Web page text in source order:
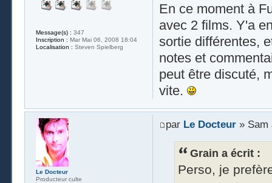
En ce moment à
avec 2 films. Y'a
sortie différentes,
notes et
peut être discuté,
vite.
Message(s) : 347
Inscription : Mar Mai 06, 2008 18:04
Localisation : Steven Spielberg
par Le Docteur» Sam
Grain a écrit :
Perso, je
Le Docteur
Producteur culte